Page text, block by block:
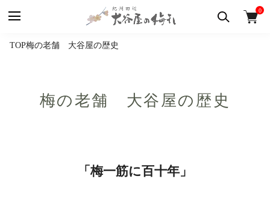
0
TOP梅の老舗 大谷屋の歴史
梅の老舗 大谷屋の歴史
「梅一筋に百十年」